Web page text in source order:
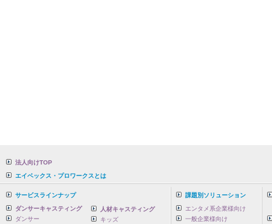
法人向けTOP
エイベックス・プロワークスとは
サービスラインナップ
ダンサーキャスティング
ダンサー
人材キャスティング
キッズ
課題別ソリューション
エンタメ系企業様向け
一般企業様向け